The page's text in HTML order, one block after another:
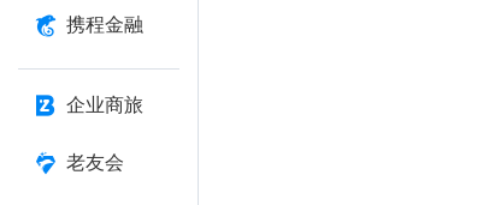
携程金融
企业商旅
老友会